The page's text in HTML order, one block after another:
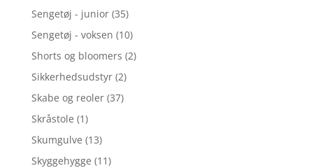
Sengetøj - junior (35)
Sengetøj - voksen (10)
Shorts og bloomers (2)
Sikkerhedsudstyr (2)
Skabe og reoler (37)
Skråstole (1)
Skumgulve (13)
Skyggehygge (11)